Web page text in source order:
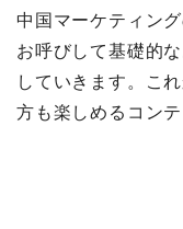
中国マーケティン
お呼びして基礎的
していきます。こ
方も楽しめるコン